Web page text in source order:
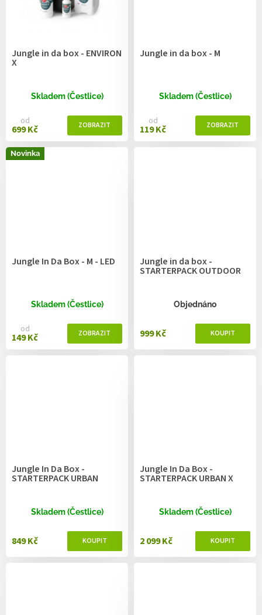
Jungle in da box - ENVIRON
X
Skladem (Čestlice)
od
699 Kč
Jungle in da box - M
Skladem (Čestlice)
od
119 Kč
Novinka
Jungle In Da Box - M - LED
Skladem (Čestlice)
od
149 Kč
Jungle in da box -
STARTERPACK OUTDOOR
Objednáno
999 Kč
Jungle In Da Box -
STARTERPACK URBAN
Skladem (Čestlice)
849 Kč
Jungle In Da Box -
STARTERPACK URBAN X
Skladem (Čestlice)
2 099 Kč